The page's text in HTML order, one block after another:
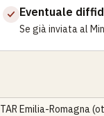
Eventuale
Se già inviata al
TAR Emilia-Romagna